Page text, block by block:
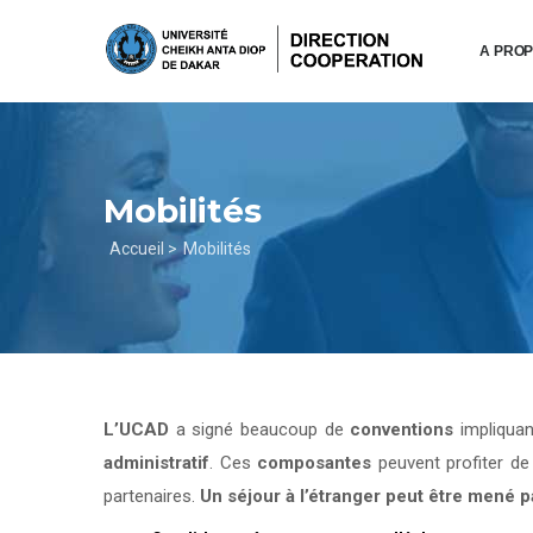
principal
A
Mobilités
Fil
d'Ariane
Accueil > Mobilités
L’UCAD a signé beaucoup de conventions
administratif. Ces composantes peuvent profiter
partenaires. Un séjour à l’étranger peut être mené